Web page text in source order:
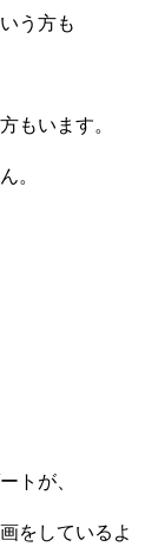
う方も
もいます。
。
トが、
をしているよ